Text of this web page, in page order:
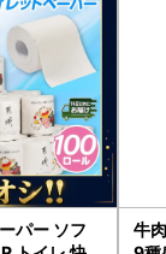
パー ソフ
牛